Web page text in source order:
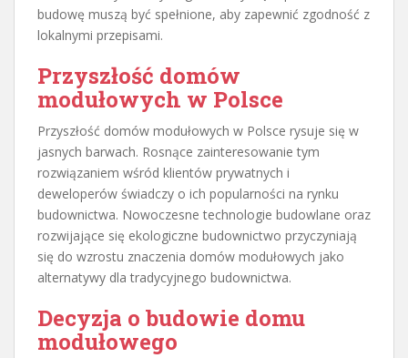
budowę muszą być spełnione, aby zapewnić zgodność z
lokalnymi przepisami.
Przyszłość domów
modułowych w Polsce
Przyszłość domów modułowych w Polsce rysuje się w
jasnych barwach. Rosnące zainteresowanie tym
rozwiązaniem wśród klientów prywatnych i
deweloperów świadczy o ich popularności na rynku
budownictwa. Nowoczesne technologie budowlane oraz
rozwijające się ekologiczne budownictwo przyczyniają
się do wzrostu znaczenia domów modułowych jako
alternatywy dla tradycyjnego budownictwa.
Decyzja o budowie domu
modułowego